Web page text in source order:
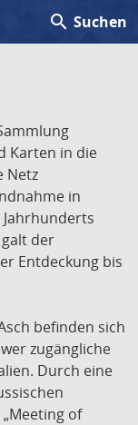
search Suchen
Karten in die
Netz
in
der
Entdeckung bis
befinden sich
zugängliche
Durch eine
of